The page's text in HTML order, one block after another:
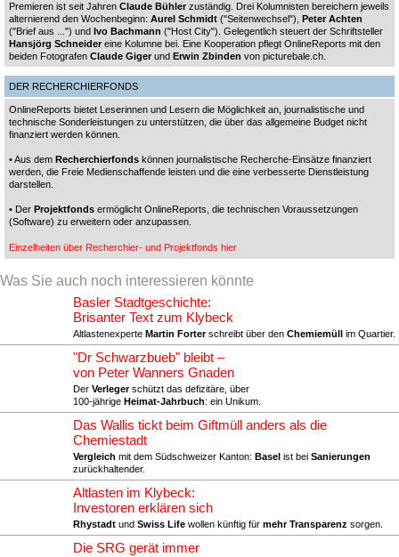
Premieren ist seit Jahren Claude Bühler zuständig. Drei Kolumnisten bereichern jeweils
alternierend den Wochenbeginn: Aurel Schmidt ("Seitenwechsel"), Peter Achten
("Brief aus ...") und Ivo Bachmann ("Host City"). Gelegentlich steuert der Schriftsteller
Hansjörg Schneider eine Kolumne bei. Eine Kooperation pflegt OnlineReports mit den
beiden Fotografen Claude Giger und Erwin Zbinden von picturebale.ch.
DER RECHERCHIERFONDS
OnlineReports bietet Leserinnen und Lesern die Möglichkeit an, journalistische und
technische Sonderleistungen zu unterstützen, die über das allgemeine Budget nicht
finanziert werden können.
• Aus dem Recherchierfonds können journalistische Recherche-Einsätze finanziert
werden, die Freie Medienschaffende leisten und die eine verbesserte Dienstleistung
darstellen.
• Der Projektfonds ermöglicht OnlineReports, die technischen Voraussetzungen
(Software) zu erweitern oder anzupassen.
Einzelheiten über Recherchier- und Projektfonds hier
Was Sie auch noch interessieren könnte
Basler Stadtgeschichte:
Brisanter Text zum Klybeck
Altlastenexperte Martin Forterschreibt über den Chemiemüll im Quartier.
"Dr Schwarzbueb" bleibt –
von Peter Wanners Gnaden
Der Verlegerschützt das defizitäre, über
100-jährige Heimat-Jahrbuch: ein Unikum.
Das Wallis tickt beim Giftmüll anders als die
Chemiestadt
Vergleich mit dem Südschweizer Kanton: Basel ist bei Sanierungen
zurückhaltender.
Altlasten im Klybeck:
Investoren erklären sich
Rhystadt und Swiss Life wollen künftig für mehr Transparenz sorgen.
Die SRG gerät immer